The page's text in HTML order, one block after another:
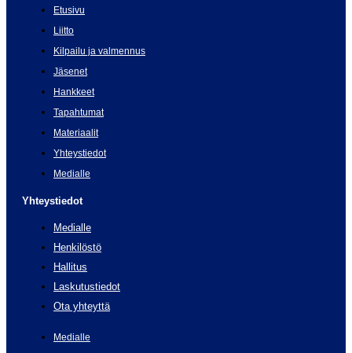
Etusivu
Liitto
Kilpailu ja valmennus
Jäsenet
Hankkeet
Tapahtumat
Materiaalit
Yhteystiedot
Medialle
Yhteystiedot
Medialle
Henkilöstö
Hallitus
Laskutustiedot
Ota yhteyttä
Medialle